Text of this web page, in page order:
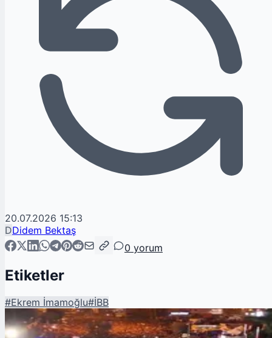
20.07.2026 15:13
DDidem Bektaş
0 yorum
Etiketler
#Ekrem İmamoğlu#İBB